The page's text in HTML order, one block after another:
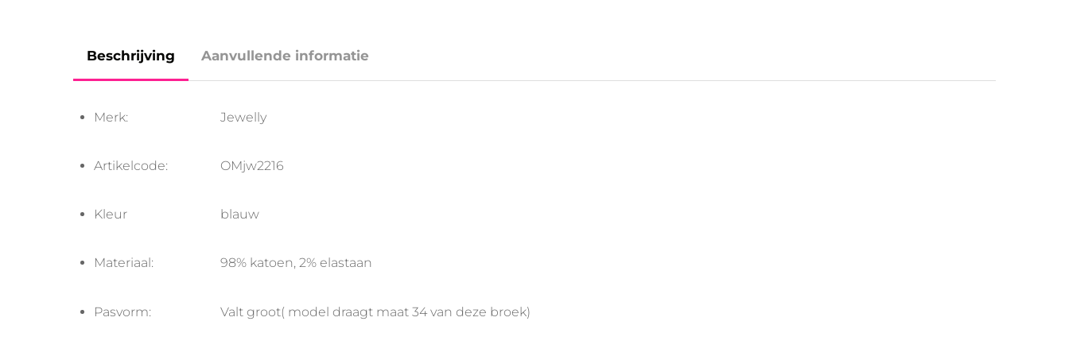
Beschrijving Aanvullende informatie
Merk: Jewelly
Artikelcode: OMjw2216
Kleur blauw
Materiaal: 98% katoen, 2% elastaan
Pasvorm: Valt groot( model draagt maat 34 van deze broek)